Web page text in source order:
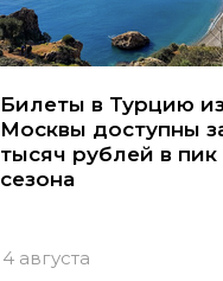
Билеты в Турцию из
Москвы доступны
тысяч рублей в пик
сезона
4 августа